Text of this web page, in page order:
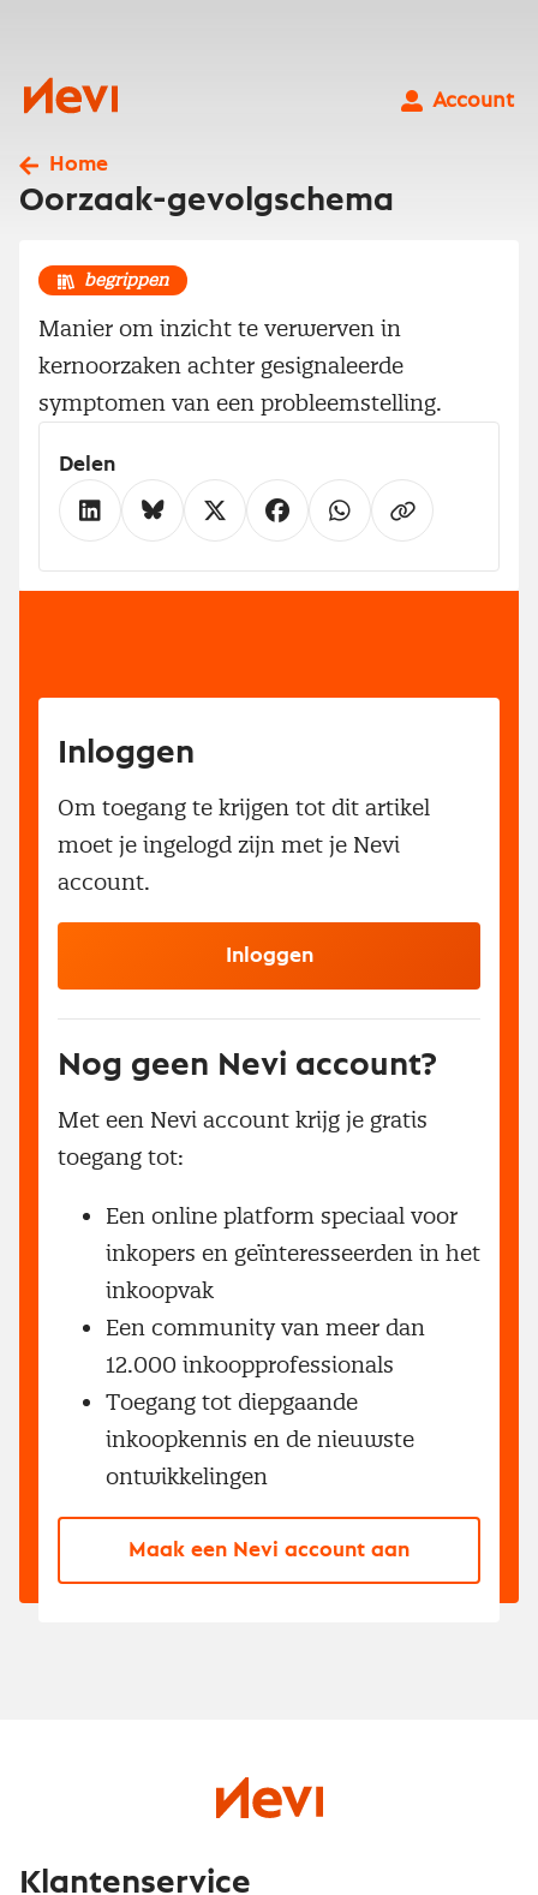
Nevi
Account
Home
Oorzaak-gevolgschema
begrippen
Manier om inzicht te verwerven in
kernoorzaken achter gesignaleerde
symptomen van een probleemstelling.
Delen
Inloggen
Om toegang te krijgen tot dit artikel
moet je ingelogd zijn met je Nevi
account.
Inloggen
Nog geen Nevi account?
Met een Nevi account krijg je gratis
toegang tot:
Een online platform speciaal voor
inkopers en geïnteresseerden in het
inkoopvak
Een community van meer dan
12.000 inkoopprofessionals
Toegang tot diepgaande
inkoopkennis en de nieuwste
ontwikkelingen
Maak een Nevi account aan
Klantenservice